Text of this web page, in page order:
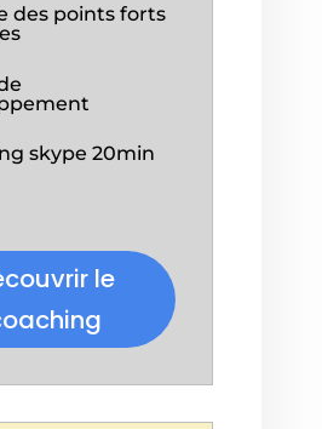
des points forts
skype 20min
le